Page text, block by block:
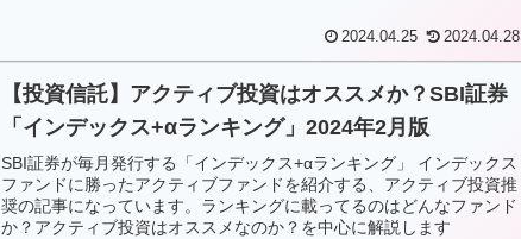
2024.04.25 2024.04.28
【投資信託】アクティブ投資はオススメか？SBI証券
「インデックス+αランキング」2024年2月版
SBI証券が毎月発行する「インデックス+αランキング」 インデックス
ファンドに勝ったアクティブファンドを紹介する、アクティブ投資推
奨の記事になっています。ランキングに載ってるのはどんなファンド
か？アクティブ投資はオススメなのか？を中心に解説します